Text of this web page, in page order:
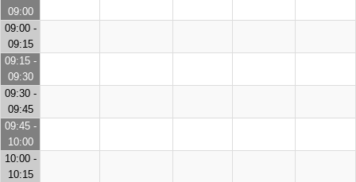
09:00
09:00 -
09:15
09:15 -
09:30
09:30 -
09:45
09:45 -
10:00
10:00 -
10:15